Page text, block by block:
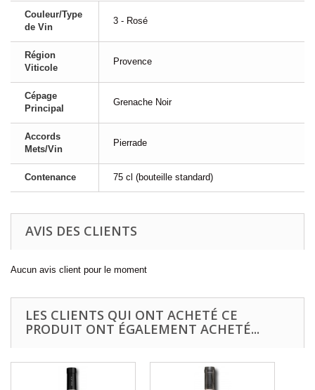
Couleur/Type
de Vin
3 - Rosé
Région
Viticole
Provence
Cépage
Principal
Grenache Noir
Accords
Mets/Vin
Pierrade
Contenance 75 cl (bouteille standard)
AVIS DES CLIENTS
Aucun avis client pour le moment
LES CLIENTS QUI ONT ACHETÉ CE
PRODUIT ONT ÉGALEMENT ACHETÉ...